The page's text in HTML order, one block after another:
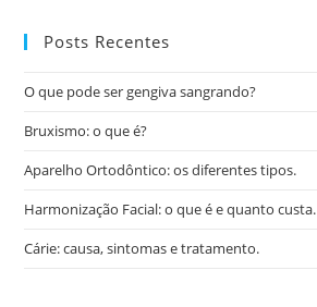
Posts Recentes
O que pode ser gengiva sangrando?
Bruxismo: o que é?
Aparelho Ortodôntico: os diferentes tipos.
Harmonização Facial: o que é e quanto custa.
Cárie: causa, sintomas e tratamento.